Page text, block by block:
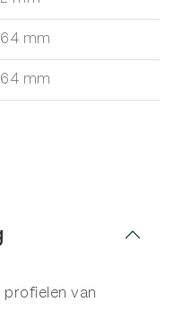
64 mm
64 mm
profielen van